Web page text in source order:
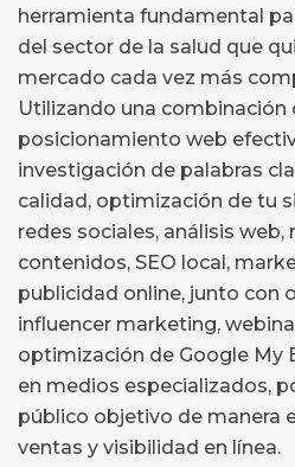
herramienta fundamental
del sector de la salud que
mercado cada vez más
Utilizando una combinación
posicionamiento web
investigación de palabras
calidad, optimización de tu
redes sociales, análisis
contenidos, SEO local,
publicidad online, junto con
influencer marketing,
optimización de Google My
en medios especializados,
público objetivo de manera
ventas y visibilidad en línea.